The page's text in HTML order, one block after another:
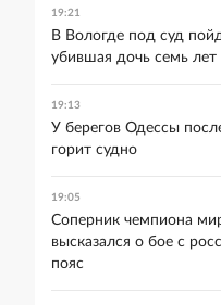
19:21
В Вологде под суд
убившая дочь семь лет
19:13
У берегов Одессы
горит судно
19:05
Соперник чемпиона
высказался о бое с
пояс